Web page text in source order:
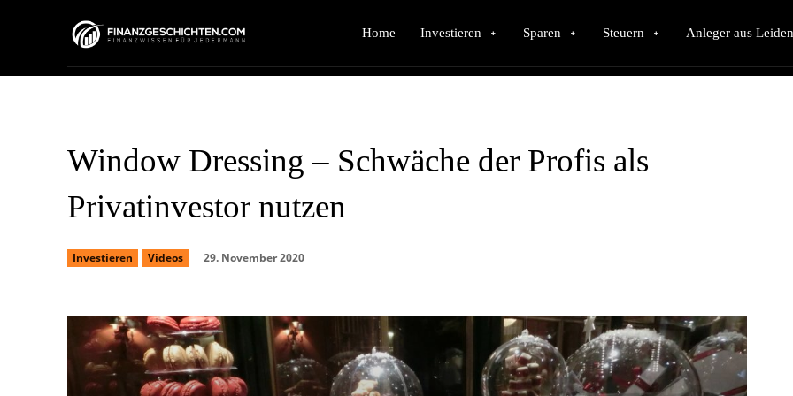
Home Investieren Sparen Steuern Anleger aus
Window Dressing – Schwäche der Profis als
Privatinvestor nutzen
Investieren Videos 29. November 2020